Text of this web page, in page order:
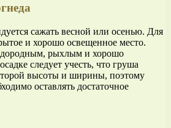
сажать весной или осенью. Для
и хорошо освещенное место.
рыхлым и хорошо
следует учесть, что груша
высоты и ширины, поэтому
оставлять достаточное